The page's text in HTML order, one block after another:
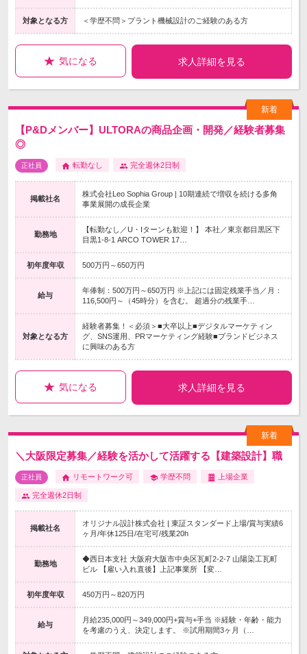
対象となる方 ＜学歴不問＞プラント機械設計のご経験のある方
気になる 求人詳細を見る
【P&Dメンバー】ULTORAの商品企画・開発／経験者募集
◎
正社員 転勤なし 完全週休2日制
掲載社名
株式会社Leo Sophia Group | 10期連続で増収を続ける多角
事業展開の成長企業
勤務地
【転勤なし／U・Iターンも歓迎！】 本社／東京都目黒区下
目黒1-8-1 ARCO TOWER 17…
初年度年収 500万円～650万円
給与
年俸制：500万円～650万円 ※上記には固定残業手当／月：
116,500円～（45時分）を含む。 超過分の残業手…
対象となる方
経験者募集！＜必須＞■大卒以上■デジタルマーケティン
グ、SNS運用、PRマーケティング経験■ブランドビジネス
に興味のある方
気になる 求人詳細を見る
＼大阪限定募集／経験を活かして活躍する【建築設計】職
正社員 リモートワーク可 学歴不問 上場企業
完全週休2日制
掲載社名
オリジナル設計株式会社 | 東証スタンダード上場/賞与実績6
ヶ月/年休125日/在宅可/残業20h
勤務地
◆西日本支社 大阪府大阪市中央区瓦町2-2-7 山陽染工瓦町
ビル 【雇い入れ直後】上記事業所 【変…
初年度年収 450万円～820万円
給与
月給235,000円～349,000円+賞与+手当 ※経験・年齢・能力
を考慮のうえ、決定します。 ※試用期間3ヶ月（…